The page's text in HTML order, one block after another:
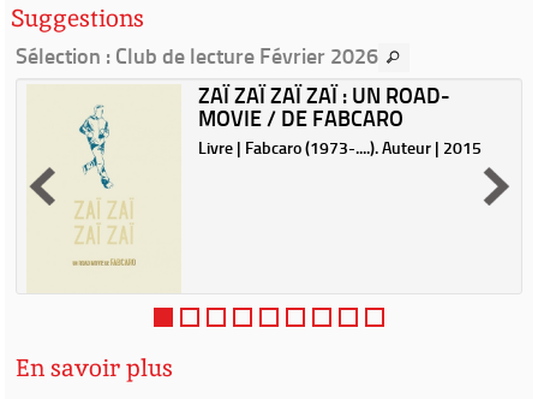
Suggestions
Sélection : Club de lecture Février 2026
ZAÏ ZAÏ ZAÏ ZAÏ : UN ROAD-
MOVIE / DE FABCARO
Livre | Fabcaro (1973-....). Auteur | 2015
En savoir plus